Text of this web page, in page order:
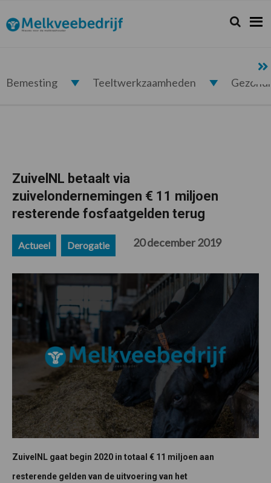
de
hoofdnavigatie
de
hoofd
de
eerste
de
voettekst
Melkveebedrijf.nl Zoeken...
Zoek
Bemesting Teeltwerkzaamheden
ZuivelNL betaalt via
zuivelondernemingen € 11 miljoen
resterende fosfaatgelden terug
Actueel Derogatie 20 december 2019
ZuivelNL gaat begin 2020 in totaal € 11 miljoen aan
resterende gelden van de uitvoering van het